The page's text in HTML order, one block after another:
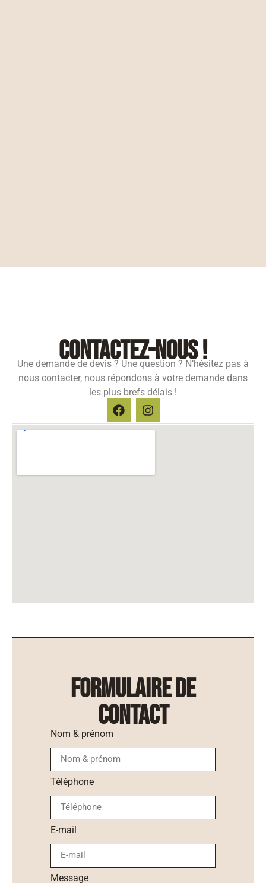
contactez-nous !
Une demande de devis ? Une question ? N’hésitez pas à
nous contacter, nous répondons à votre demande dans
les plus brefs délais !
formulaire de
contact
Nom & prénom
Téléphone
E-mail
Message